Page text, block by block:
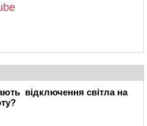
відключення світла на